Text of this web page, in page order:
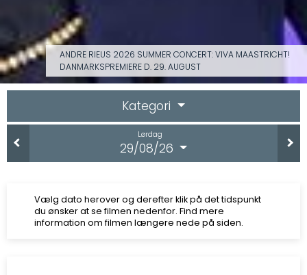
ANDRE RIEUS 2026 SUMMER CONCERT: VIVA MAASTRICHT!
DANMARKSPREMIERE D. 29. AUGUST
Kategori
Lørdag
29/08/26
Vælg dato herover og derefter klik på det tidspunkt
du ønsker at se filmen nedenfor. Find mere
information om filmen længere nede på siden.